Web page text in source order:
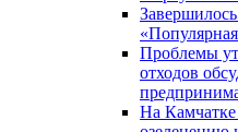
Проблемы
отходов
На Камчатке